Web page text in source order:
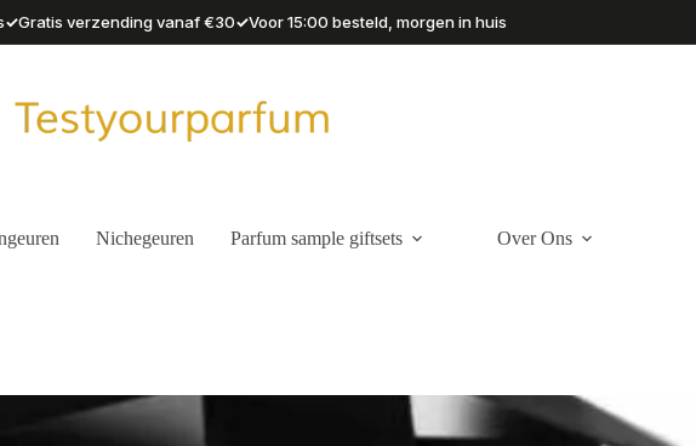
✓Gratis verzending vanaf €30✓Voor 15:00 besteld, morgen in huis
Nichegeuren Parfum sample giftsets Over Ons